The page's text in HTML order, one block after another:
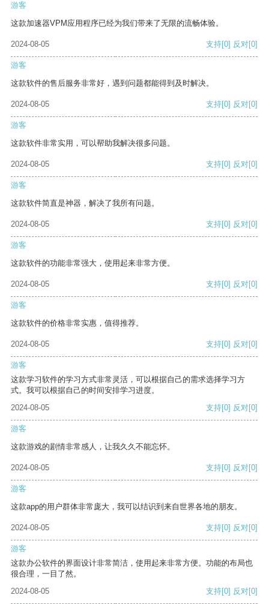
游客
这款加速器VPM应用程序已经为我们带来了无限的流畅体验。
2024-08-05 支持[0] 反对[0]
游客
这款软件的售后服务非常好，遇到问题都能得到及时解决。
2024-08-05 支持[0] 反对[0]
游客
这款软件非常实用，可以帮助我解决很多问题。
2024-08-05 支持[0] 反对[0]
游客
这款软件简直是神器，解决了我所有问题。
2024-08-05 支持[0] 反对[0]
游客
这款软件的功能非常强大，使用起来非常方便。
2024-08-05 支持[0] 反对[0]
游客
这款软件的价格非常实惠，值得推荐。
2024-08-05 支持[0] 反对[0]
游客
这款学习软件的学习方式非常灵活，可以根据自己的需求选择学习方
式。我可以根据自己的时间安排学习进度。
2024-08-05
支持[0] 反对[0]
游客
这款游戏的剧情非常感人，让我久久不能忘怀。
2024-08-05 支持[0] 反对[0]
游客
这款app的用户群体非常庞大，我可以结识到来自世界各地的朋友。
2024-08-05 支持[0] 反对[0]
游客
这款办公软件的界面设计非常简洁，使用起来非常方便。功能的布局也
很合理，一目了然。
2024-08-05
支持[0] 反对[0]